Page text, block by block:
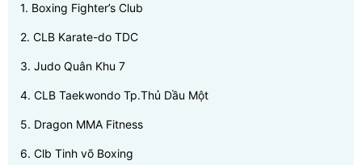
1. Boxing Fighter’s Club
2. CLB Karate-do TDC
3. Judo Quân Khu 7
4. CLB Taekwondo Tp.Thủ Dầu Một
5. Dragon MMA Fitness
6. Clb Tinh võ Boxing